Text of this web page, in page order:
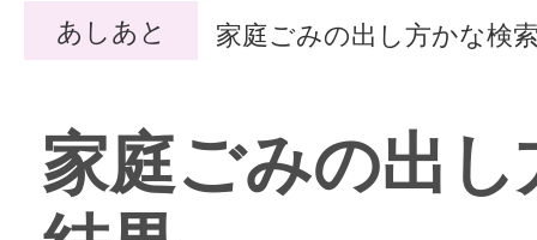
あしあと 家庭ごみの出し方かな検
家庭ごみの出